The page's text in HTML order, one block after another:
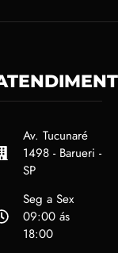
Av. Tucunaré
1498 - Barueri -
SP
Seg a Sex
09:00 ás
18:00